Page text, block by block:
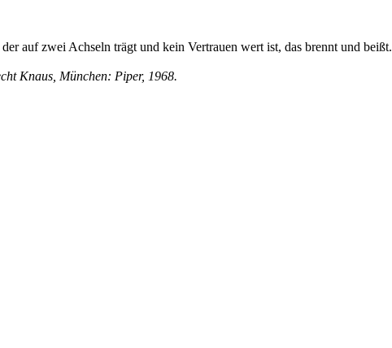
derauf zwei Achseln trägt und kein Vertrauen wert ist, das brennt und beißt.
Knaus, München: Piper, 1968.